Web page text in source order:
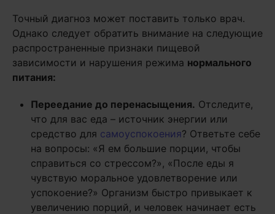
Точный диагноз может поставить только врач.
Однако следует обратить внимание на следующие
распространенные признаки пищевой
зависимости и нарушения режима нормального
питания:
Переедание до перенасыщения. Отследите,
что для вас еда – источник энергии или
средство для самоуспокоения? Ответьте себе
на вопросы: «Я ем большие порции, чтобы
справиться со стрессом?», «После еды я
чувствую моральное удовлетворение или
успокоение?» Организм быстро привыкает к
увеличению порций, и человек начинает есть